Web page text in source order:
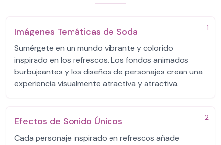
1
Imágenes Temáticas de Soda
Sumérgete en un mundo vibrante y colorido
inspirado en los refrescos. Los fondos animados
burbujeantes y los diseños de personajes crean una
experiencia visualmente atractiva y atractiva.
2
Efectos de Sonido Únicos
Cada personaje inspirado en refrescos añade